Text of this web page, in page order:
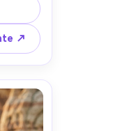
em
da
corpo
↗